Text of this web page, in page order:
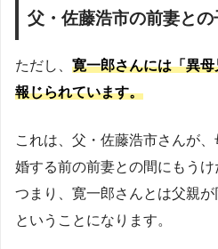
父・佐藤浩市の前妻との
ただし、 寛一郎さんには「異
報じられています。
これは、父・佐藤浩市さんが
婚する前の前妻との間にもうけ
つまり、寛一郎さんとは父親
ということになります。